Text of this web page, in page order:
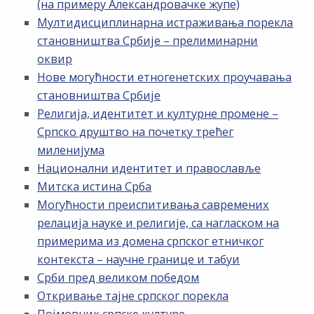
(на примеру Александровачке жупе)
Мултидисциплинарна истраживања порекла
становништва Србије – прелиминарни
оквир
Нове могућности етногенетских проучавања
становништва Србије
Религија, идентитет и културне промене –
Српско друштво на почетку трећег
миленијума
Национални идентитет и православље
Митска истина Срба
Могућности преиспитивања савремених
релација науке и религије, са нагласком на
примерима из домена српског етничког
контекста – научне границе и табуи
Срби пред великом победом
Откривање тајне српског порекла